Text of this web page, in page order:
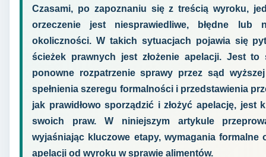
Czasami, po zapoznaniu się z treścią wyroku,
orzeczenie jest niesprawiedliwe, błędne lub
okoliczności. W takich sytuacjach pojawia się
ścieżek prawnych jest złożenie apelacji. Jest
ponowne rozpatrzenie sprawy przez sąd
spełnienia szeregu formalności i przedstawienia
jak prawidłowo sporządzić i złożyć apelację,
swoich praw. W niniejszym artykule
wyjaśniając kluczowe etapy, wymagania
apelacji od wyroku w sprawie alimentów.